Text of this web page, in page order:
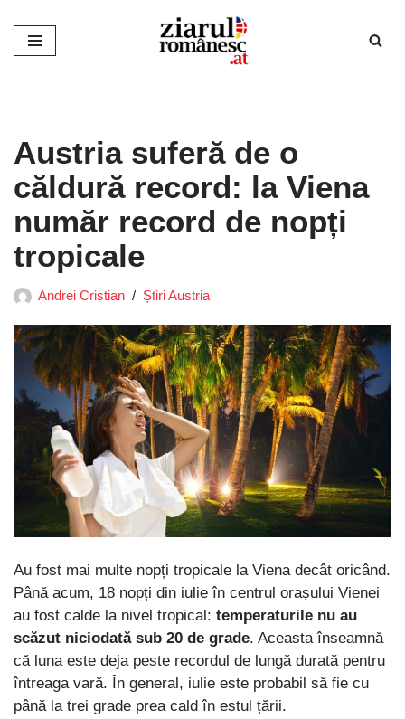
Sari
Austria suferă de o
căldură record: la Viena
număr record de nopți
tropicale
Andrei Cristian Știri Austria
Au fost mai multe nopți tropicale la Viena decât oricând.
Până acum, 18 nopți din iulie în centrul orașului Vienei
au fost calde la nivel tropical: temperaturile nu au
scăzut niciodată sub 20 de grade. Aceasta înseamnă
că luna este deja peste recordul de lungă durată pentru
întreaga vară. În general, iulie este probabil să fie cu
până la trei grade prea cald în estul țării.